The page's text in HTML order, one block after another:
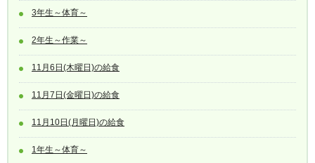
3年生～体育～
2年生～作業～
11月6日(木曜日)の給食
11月7日(金曜日)の給食
11月10日(月曜日)の給食
1年生～体育～